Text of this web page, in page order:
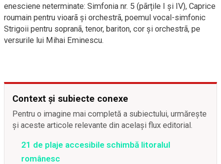
enesciene neterminate: Simfonia nr. 5 (pãrțile I și IV), Caprice
roumain pentru vioarã și orchestrã, poemul vocal-simfonic
Strigoii pentru sopranã, tenor, bariton, cor și orchestrã, pe
versurile lui Mihai Eminescu.
Context și subiecte conexe
Pentru o imagine mai completă a subiectului, urmărește
și aceste articole relevante din același flux editorial.
21 de plaje accesibile schimbă litoralul
românesc